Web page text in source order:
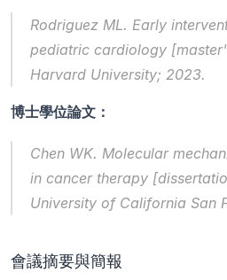
Rodriguez ML. Early
pediatric cardiology
Harvard University; 2023.
博士學位論文：
Chen WK. Molecular
in cancer therapy
University of California San
會議摘要與簡報